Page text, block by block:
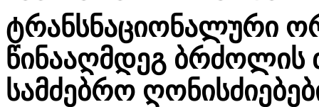
ტრანსნაციონალური
წინააღმდეგ
სამძებრო